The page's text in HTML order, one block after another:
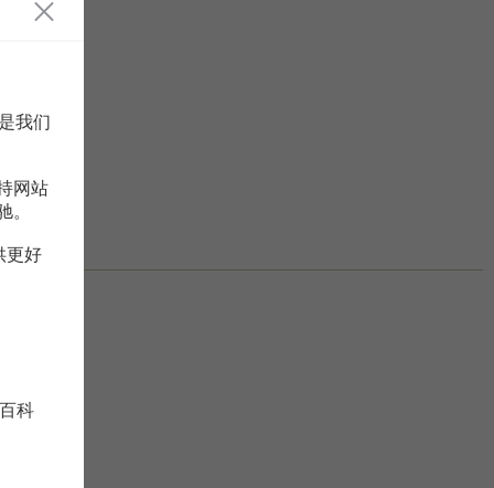
我们
网站
。
更好
科